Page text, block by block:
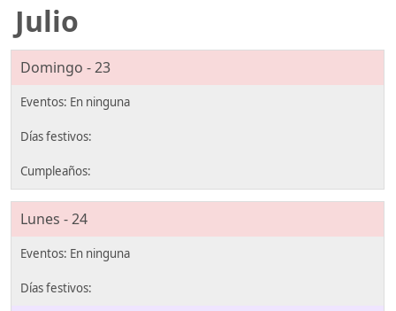
Julio
Domingo - 23
Lunes - 24